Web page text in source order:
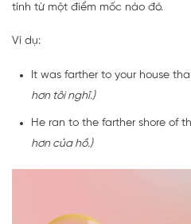
tính từ một điểm mốc nào đó.
Ví dụ:
It was farther to your house
hơn tôi nghĩ.)
He ran to the farther shore of
hơn của hồ.)